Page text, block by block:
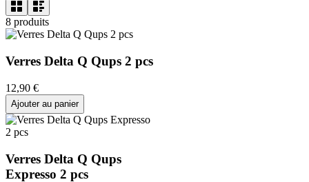
8 produits
Verres Delta Q Qups 2 pcs
12,90 €
Ajouter au panier
Verres Delta Q Qups
Expresso 2 pcs